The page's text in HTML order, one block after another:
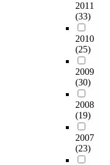
2011
(33)
2010
(25)
2009
(30)
2008
(19)
2007
(23)